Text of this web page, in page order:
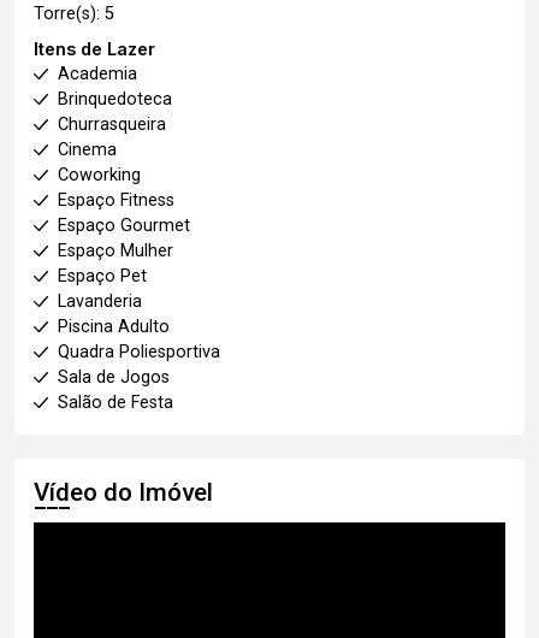
Torre(s): 5
Itens de Lazer
Academia
Brinquedoteca
Churrasqueira
Cinema
Coworking
Espaço Fitness
Espaço Gourmet
Espaço Mulher
Espaço Pet
Lavanderia
Piscina Adulto
Quadra Poliesportiva
Sala de Jogos
Salão de Festa
Vídeo do Imóvel